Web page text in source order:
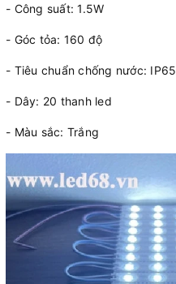
- Công suất: 1.5W
- Góc tỏa: 160 độ
- Tiêu chuẩn chống nước: IP65
- Dây: 20 thanh led
- Màu sắc: Trắng